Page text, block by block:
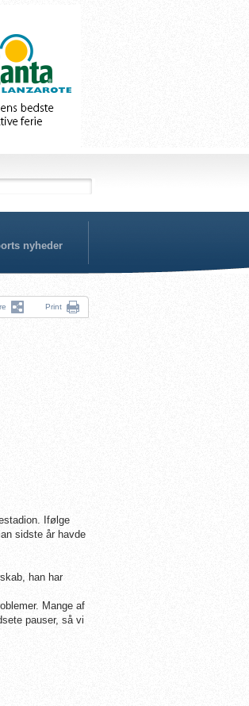
nyheder
Print
Ifølge
sidste år havde
han har
Mange af
pauser, så vi